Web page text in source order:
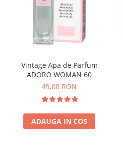
Vintage Apa de Parfum
ADORO WOMAN 60
49,00 RON
ADAUGA IN COS